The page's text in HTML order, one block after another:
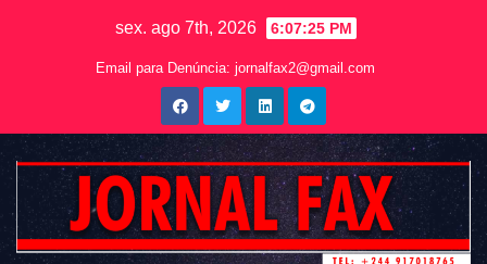
sex. ago 7th, 2026 6:07:26 PM
Email para Denúncia: jornalfax2@gmail.com